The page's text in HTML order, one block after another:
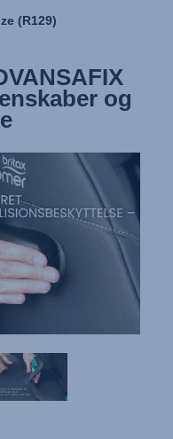
(R129)
og
autostolen